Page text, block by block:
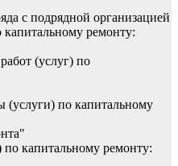
с подрядной организацией
ремонту:
(услуг) по
(услуги) по капитальному
капитальному ремонту: